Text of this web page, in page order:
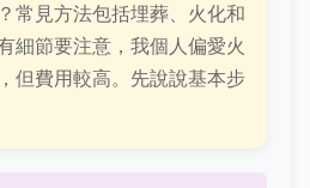
常見方法包括埋葬、火化和
細節要注意，我個人偏愛火
但費用較高。先說說基本步